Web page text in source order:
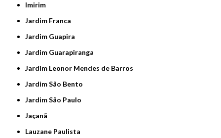
Imirim
Jardim Franca
Jardim Guapira
Jardim Guarapiranga
Jardim Leonor Mendes de Barros
Jardim São Bento
Jardim São Paulo
Jaçanã
Lauzane Paulista